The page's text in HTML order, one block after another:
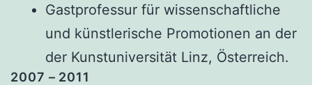
Gastprofessur für wissenschaftliche
und künstlerische Promotionen an der
der Kunstuniversität Linz, Österreich.
2007 – 2011